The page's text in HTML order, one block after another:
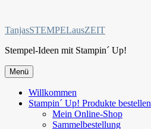
springen
TanjasSTEMPELausZEIT
Stempel-Ideen mit Stampin´ Up!
Menü
Willkommen
Stampin´ Up! Produkte bestellen
Mein Online-Shop
Sammelbestellung